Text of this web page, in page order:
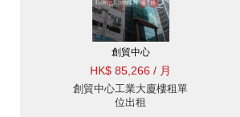
創貿中心
HK$ 85,266 / 月
創貿中心工業大廈樓租單
位出租